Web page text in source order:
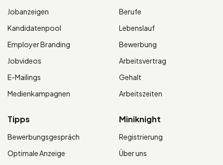
Jobanzeigen
Kandidatenpool
Employer Branding
Jobvideos
E-Mailings
Medienkampagnen
Berufe
Lebenslauf
Bewerbung
Arbeitsvertrag
Gehalt
Arbeitszeiten
Tipps
Bewerbungsgespräch
Optimale Anzeige
Miniknight
Registrierung
Über uns